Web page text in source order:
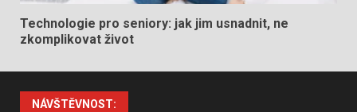
Technologie pro seniory: jak jim usnadnit, ne
zkomplikovat život
NÁVŠTĚVNOST: